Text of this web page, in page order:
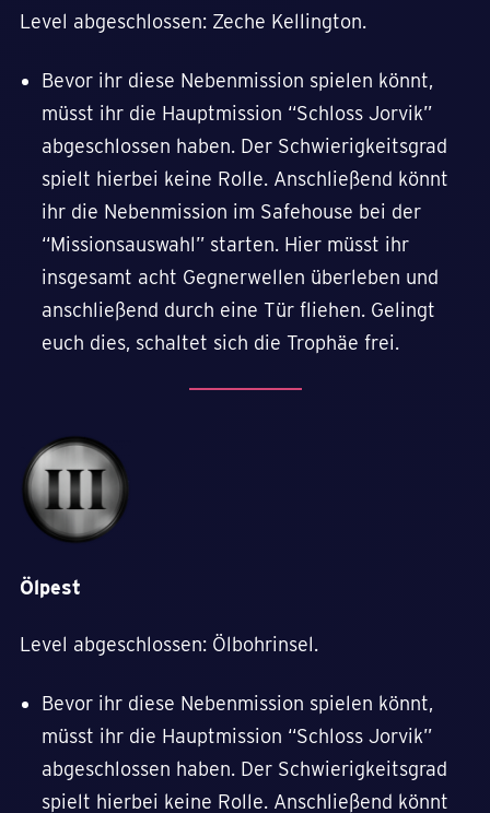
Level abgeschlossen: Zeche Kellington.
Bevor ihr diese Nebenmission spielen könnt,
müsst ihr die Hauptmission “Schloss Jorvik”
abgeschlossen haben. Der Schwierigkeitsgrad
spielt hierbei keine Rolle. Anschließend könnt
ihr die Nebenmission im Safehouse bei der
“Missionsauswahl” starten. Hier müsst ihr
insgesamt acht Gegnerwellen überleben und
anschließend durch eine Tür fliehen. Gelingt
euch dies, schaltet sich die Trophäe frei.
Ölpest
Level abgeschlossen: Ölbohrinsel.
Bevor ihr diese Nebenmission spielen könnt,
müsst ihr die Hauptmission “Schloss Jorvik”
abgeschlossen haben. Der Schwierigkeitsgrad
spielt hierbei keine Rolle. Anschließend könnt